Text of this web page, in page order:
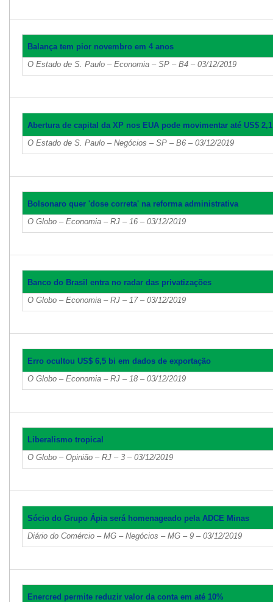
Balança tem pior novembro em 4 anos
O Estado de S. Paulo – Economia – SP – B4 – 03/12/2019
Abertura de capital da XP nos EUA pode movimentar até US$
O Estado de S. Paulo – Negócios – SP – B6 – 03/12/2019
Bolsonaro quer 'dose correta' na reforma administrativa
O Globo – Economia – RJ – 16 – 03/12/2019
Banco do Brasil entra no radar das privatizações
O Globo – Economia – RJ – 17 – 03/12/2019
Erro ocultou US$ 6,5 bi em dados de exportação
O Globo – Economia – RJ – 18 – 03/12/2019
Liberalismo tropical
O Globo – Opinião – RJ – 3 – 03/12/2019
Sócio do Grupo Ápia será homenageado pela ADCE Minas
Diário do Comércio – MG – Negócios – MG – 9 – 03/12/2019
Enercred permite reduzir valor da conta em até 10%